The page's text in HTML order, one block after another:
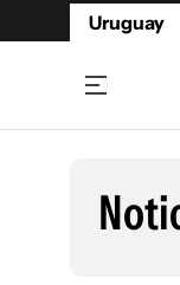
Uruguay